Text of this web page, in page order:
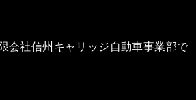
会社信州キャリッジ自動車事業部で